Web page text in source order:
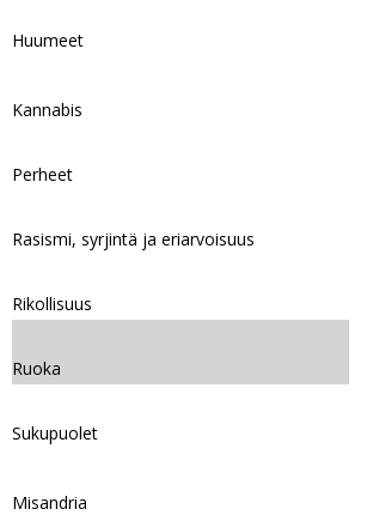
Huumeet
Kannabis
Perheet
Rasismi, syrjintä ja eriarvoisuus
Rikollisuus
Ruoka
Sukupuolet
Misandria